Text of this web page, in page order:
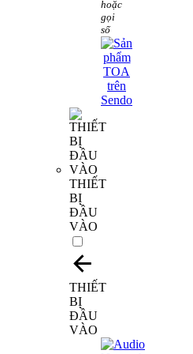
hoặc
gọi
số
THIẾT
BỊ
ĐẦU
VÀO
THIẾT
BỊ
ĐẦU
VÀO